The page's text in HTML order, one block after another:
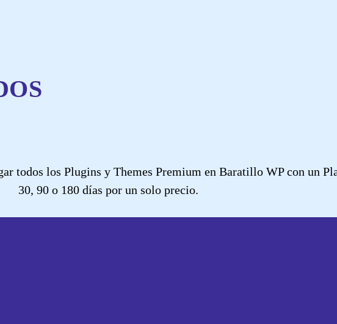
todos los Plugins y Themes Premium en Baratillo WP con un
30, 90 o 180 días por un solo precio.